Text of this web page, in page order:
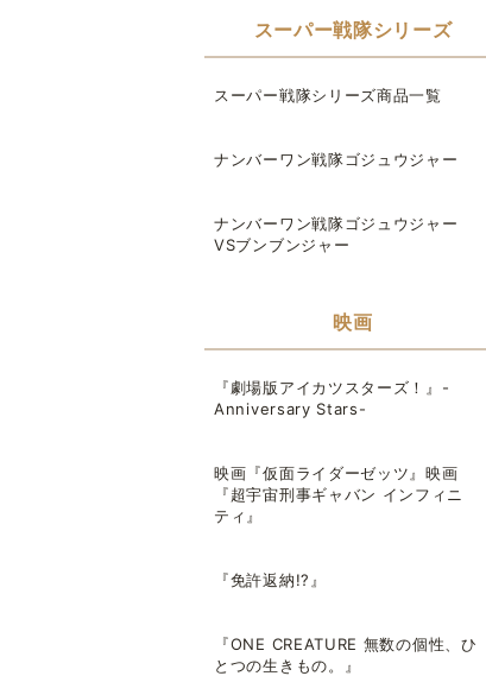
スーパー戦隊シリーズ
スーパー戦隊シリーズ商品一覧
ナンバーワン戦隊ゴジュウジャー
ナンバーワン戦隊ゴジュウジャー
VSブンブンジャー
映画
『劇場版アイカツスターズ！』-
Anniversary Stars-
映画『仮面ライダーゼッツ』映画
『超宇宙刑事ギャバン インフィニ
ティ』
『免許返納!?』
『ONE CREATURE 無数の個性、ひ
とつの生きもの。』